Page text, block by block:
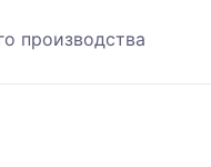
производства